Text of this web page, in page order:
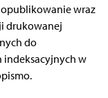
opublikowanie wraz
drukowanej
do
indeksacyjnych w